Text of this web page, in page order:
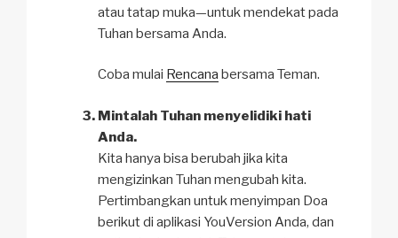
atau tatap muka—untuk mendekat pada
Tuhan bersama Anda.
Coba mulai Rencana bersama Teman.
Mintalah Tuhan menyelidiki hati
Anda.
Kita hanya bisa berubah jika kita
mengizinkan Tuhan mengubah kita.
Pertimbangkan untuk menyimpan Doa
berikut di aplikasi YouVersion Anda, dan